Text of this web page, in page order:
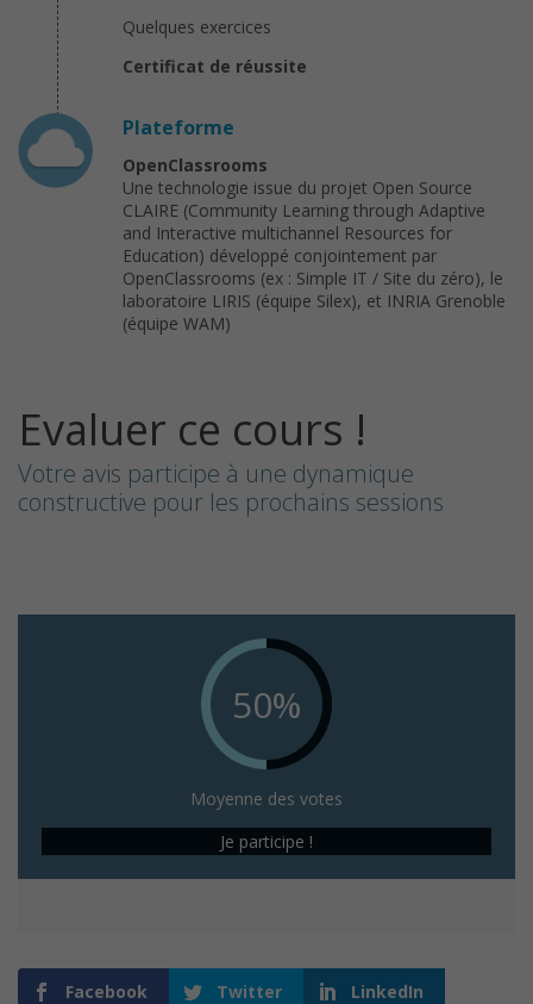
Quelques exercices
Certificat de réussite
Plateforme
OpenClassrooms
Une technologie issue du projet Open Source
CLAIRE (Community Learning through Adaptive
and Interactive multichannel Resources for
Education) développé conjointement par
OpenClassrooms (ex : Simple IT / Site du zéro), le
laboratoire LIRIS (équipe Silex), et INRIA Grenoble
(équipe WAM)
Evaluer ce cours !
Votre avis participe à une dynamique
constructive pour les prochains sessions
50%
Moyenne des votes
Je participe !
Facebook Twitter LinkedIn